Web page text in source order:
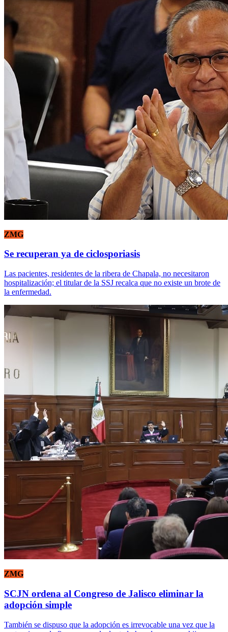
ZMG
Se recuperan ya de ciclosporiasis
Las pacientes, residentes de la ribera de Chapala, no necesitaron
hospitalización; el titular de la SSJ recalca que no existe un brote de
la enfermedad.
ZMG
SCJN ordena al Congreso de Jalisco eliminar la
adopción simple
También se dispuso que la adopción es irrevocable una vez que la